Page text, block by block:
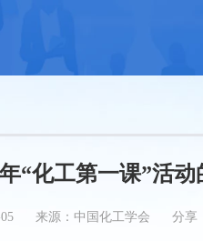
“化工第一课”活动
05 来源：中国化工学会 分享